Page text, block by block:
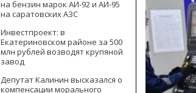
на бензин марок АИ-92 и АИ-95
на саратовских АЗС
Инвестпроект: в
Екатериновском районе за 500
млн рублей возводят крупяной
завод
Депутат Калинин высказался о
компенсации морального